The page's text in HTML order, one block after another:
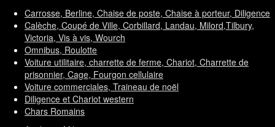
Carrosse, Berline, Chaise de poste, Chaise à porteur, Diligence
Calèche, Coupé de Ville, Corbillard, Landau, Milord,Tilbury,
Victoria, Vis à vis, Wourch
Omnibus, Roulotte
Voiture utilitaire, charrette de ferme, Chariot, Charrette de
prisonnier, Cage, Fourgon cellulaire
Voiture commerciales, Traineau de noël
Diligence et Chariot western
Chars Romains